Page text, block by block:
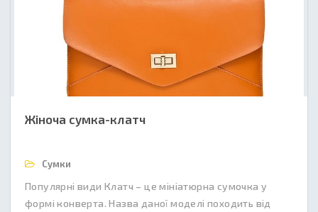
Жіноча сумка-клатч
Сумки
Популярні види Клатч – це мініатюрна сумочка у
формі конверта. Назва даної моделі походить від